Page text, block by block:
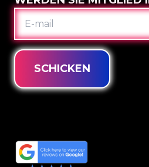
E-
MAIL
SCHICKEN